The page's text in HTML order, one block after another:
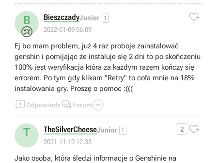
B
😢
BieszczadyJunior 1
2022-01-09 06:09

Ej bo mam problem, już 4 raz proboje zainstalować
genshin i pomijając że instaluje się 2 dni to po skończeniu
100% jest weryfikacja która za każdym razem kończy się
errorem. Po tym gdy klikam "Retry" to cofa mnie na 18%
instalowania gry. Proszę o pomoc :(((
Odpowiedz  Forum 
T TheSilverCheeseJunior 1
2021-11-19 12:33
2 
Jako osoba, która śledzi informacje o Genshinie na